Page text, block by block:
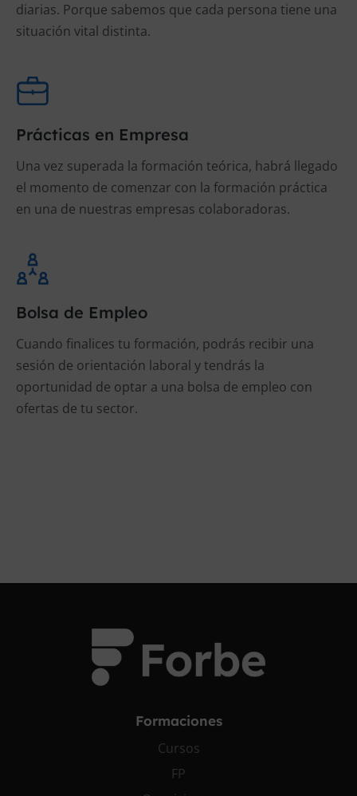
diarias. Porque sabemos que cada persona tiene una
situación vital distinta.
Prácticas en Empresa
Una vez superada la formación teórica, habrá llegado
el momento de comenzar con la formación práctica
en una de nuestras empresas colaboradoras.
Bolsa de Empleo
Cuando finalices tu formación, podrás recibir una
sesión de orientación laboral y tendrás la
oportunidad de optar a una bolsa de empleo con
ofertas de tu sector.
Formaciones
Cursos
FP